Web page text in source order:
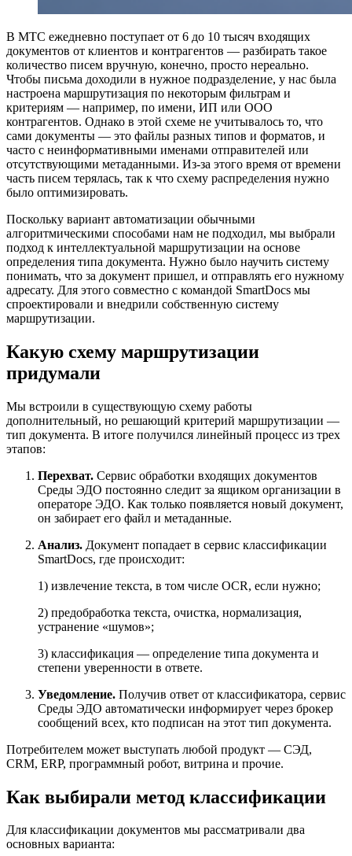
В МТС ежедневно поступает от 6 до 10 тысяч входящих
документов от клиентов и контрагентов — разбирать такое
количество писем вручную, конечно, просто нереально.
Чтобы письма доходили в нужное подразделение, у нас была
настроена маршрутизация по некоторым фильтрам и
критериям — например, по имени, ИП или ООО
контрагентов. Однако в этой схеме не учитывалось то, что
сами документы — это файлы разных типов и форматов, и
часто с неинформативными именами отправителей или
отсутствующими метаданными. Из-за этого время от времени
часть писем терялась, так к что схему распределения нужно
было оптимизировать.
Поскольку вариант автоматизации обычными
алгоритмическими способами нам не подходил, мы выбрали
подход к интеллектуальной маршрутизации на основе
определения типа документа. Нужно было научить систему
понимать, что за документ пришел, и отправлять его нужному
адресату. Для этого совместно с командой SmartDocs мы
спроектировали и внедрили собственную систему
маршрутизации.
Какую схему маршрутизации
придумали
Мы встроили в существующую схему работы
дополнительный, но решающий критерий маршрутизации —
тип документа. В итоге получился линейный процесс из трех
этапов:
Перехват. Сервис обработки входящих документов
Среды ЭДО постоянно следит за ящиком организации в
операторе ЭДО. Как только появляется новый документ,
он забирает его файл и метаданные.
Анализ. Документ попадает в сервис классификации
SmartDocs, где происходит:
1) извлечение текста, в том числе OCR, если нужно;
2) предобработка текста, очистка, нормализация,
устранение «шумов»;
3) классификация — определение типа документа и
степени уверенности в ответе.
Уведомление. Получив ответ от классификатора, сервис
Среды ЭДО автоматически информирует через брокер
сообщений всех, кто подписан на этот тип документа.
Потребителем может выступать любой продукт — СЭД,
CRM, ERP, программный робот, витрина и прочие.
Как выбирали метод классификации
Для классификации документов мы рассматривали два
основных варианта: